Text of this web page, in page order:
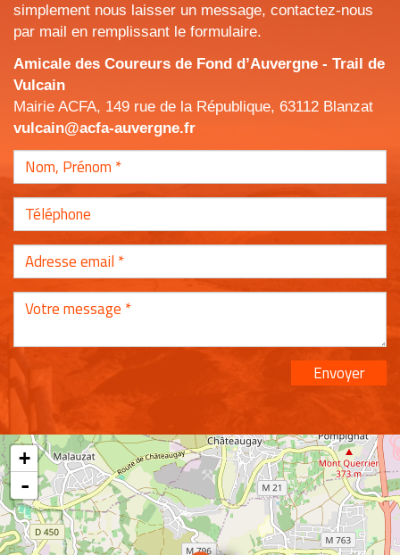
simplement nous laisser un message, contactez-nous
par mail en remplissant le formulaire.
Amicale des Coureurs de Fond d’Auvergne - Trail de
Vulcain
Mairie ACFA, 149 rue de la République, 63112 Blanzat
vulcain@acfa-auvergne.fr
Envoyer
+
-